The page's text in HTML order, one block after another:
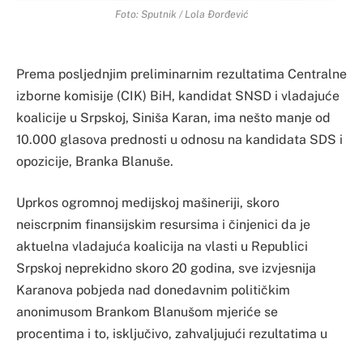
Foto: Sputnik / Lola Đorđević
Prema posljednjim preliminarnim rezultatima Centralne
izborne komisije (CIK) BiH, kandidat SNSD i vladajuće
koalicije u Srpskoj, Siniša Karan, ima nešto manje od
10.000 glasova prednosti u odnosu na kandidata SDS i
opozicije, Branka Blanuše.
Uprkos ogromnoj medijskoj mašineriji, skoro
neiscrpnim finansijskim resursima i činjenici da je
aktuelna vladajuća koalicija na vlasti u Republici
Srpskoj neprekidno skoro 20 godina, sve izvjesnija
Karanova pobjeda nad donedavnim političkim
anonimusom Brankom Blanušom mjeriće se
procentima i to, isključivo, zahvaljujući rezultatima u